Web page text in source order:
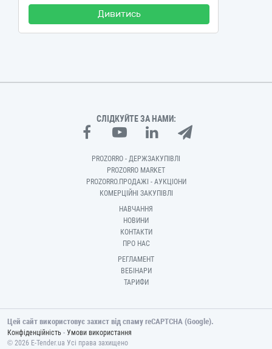
Дивитись
СЛІДКУЙТЕ ЗА НАМИ:
PROZORRO - ДЕРЖЗАКУПІВЛІ
PROZORRO MARKET
PROZORRO.ПРОДАЖІ - АУКЦІОНИ
КОМЕРЦІЙНІ ЗАКУПІВЛІ
НАВЧАННЯ
НОВИНИ
КОНТАКТИ
ПРО НАС
РЕГЛАМЕНТ
ВЕБІНАРИ
ТАРИФИ
Цей сайт використовує захист від спаму reCAPTCHA (Google).
Конфіденційність - Умови використання
© 2026 E-Tender.ua Усі права захищено